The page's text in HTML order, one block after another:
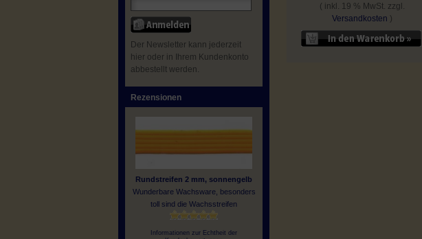
Der Newsletter kann jederzeit
hier oder in Ihrem Kundenkonto
abbestellt werden.
Rezensionen
Rundstreifen 2 mm, sonnengelb
Wunderbare Wachsware, besonders
toll sind die Wachsstreifen
Informationen zur Echtheit der
( inkl. 19 % MwSt. zzgl.
Versandkosten )